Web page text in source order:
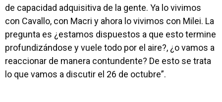
de capacidad adquisitiva de la gente. Ya lo vivimos
con Cavallo, con Macri y ahora lo vivimos con Milei. La
pregunta es ¿estamos dispuestos a que esto termine
profundizándose y vuele todo por el aire?, ¿o vamos a
reaccionar de manera contundente? De esto se trata
lo que vamos a discutir el 26 de octubre”.